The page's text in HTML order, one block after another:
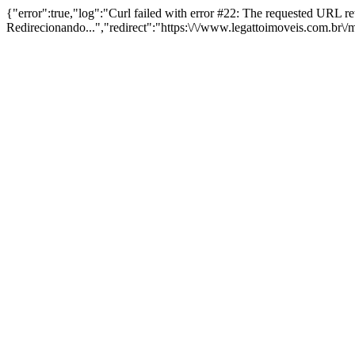
{"error":true,"log":"Curl failed with error #22: The requested URL
Redirecionando...","redirect":"https:\/\/www.legattoimoveis.com.br\/